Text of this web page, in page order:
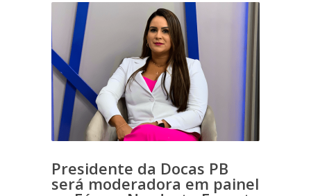
Presidente da Docas PB
será moderadora em painel